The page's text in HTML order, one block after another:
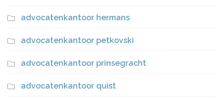
advocatenkantoor hermans
advocatenkantoor petkovski
advocatenkantoor prinsegracht
advocatenkantoor quist